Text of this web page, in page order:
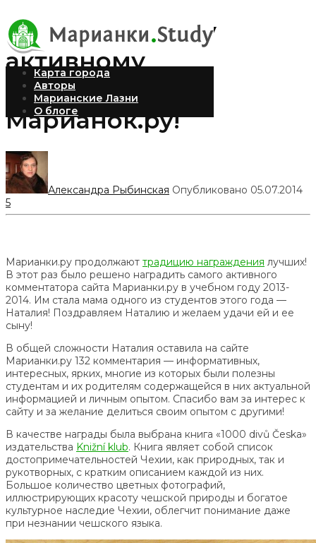
Карта города
Авторы
Марианские Лазни
О блоге
Награда самому
активному
комментатору
Марианок.ру!
Александра Рыбинская Опубликовано 05.07.2014
5
Марианки.ру продолжают традицию награждения лучших!
В этот раз было решено наградить самого активного
комментатора сайта Марианки.ру в учебном году 2013-
2014. Им стала мама одного из студентов этого года —
Наталия! Поздравляем Наталию и желаем удачи ей и ее
сыну!
В общей сложности Наталия оставила на сайте
Марианки.ру 132 комментария — информативных,
интересных, ярких, многие из которых были полезны
студентам и их родителям содержащейся в них актуальной
информацией и личным опытом. Спасибо вам за интерес к
сайту и за желание делиться своим опытом с другими!
В качестве награды была выбрана книга «1000 divů Česka»
издательства Knižní klub. Книга являет собой список
достопримечательностей Чехии, как природных, так и
рукотворных, с кратким описанием каждой из них.
Большое количество цветных фотографий,
иллюстрирующих красоту чешской природы и богатое
культурное наследие Чехии, облегчит понимание даже
при незнании чешского языка.